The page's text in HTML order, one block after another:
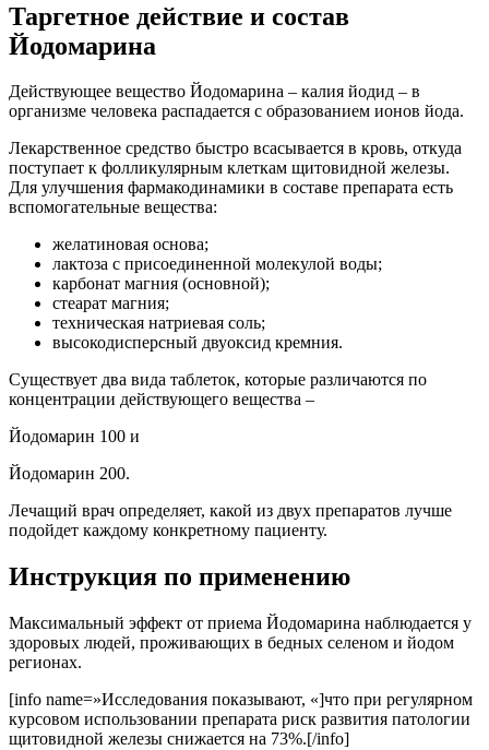
Таргетное действие и состав
Йодомарина
Действующее вещество Йодомарина – калия йодид – в
организме человека распадается с образованием ионов йода.
Лекарственное средство быстро всасывается в кровь, откуда
поступает к фолликулярным клеткам щитовидной железы.
Для улучшения фармакодинамики в составе препарата есть
вспомогательные вещества:
желатиновая основа;
лактоза с присоединенной молекулой воды;
карбонат магния (основной);
стеарат магния;
техническая натриевая соль;
высокодисперсный двуоксид кремния.
Существует два вида таблеток, которые различаются по
концентрации действующего вещества –
Йодомарин 100 и
Йодомарин 200.
Лечащий врач определяет, какой из двух препаратов лучше
подойдет каждому конкретному пациенту.
Инструкция по применению
Максимальный эффект от приема Йодомарина наблюдается у
здоровых людей, проживающих в бедных селеном и йодом
регионах.
[info name=»Исследования показывают, «]что при регулярном
курсовом использовании препарата риск развития патологии
щитовидной железы снижается на 73%.[/info]